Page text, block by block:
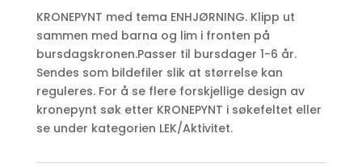
KRONEPYNT med tema ENHJØRNING. Klipp ut
sammen med barna og lim i fronten på
bursdagskronen.Passer til bursdager 1-6 år.
Sendes som bildefiler slik at størrelse kan
reguleres. For å se flere forskjellige design av
kronepynt søk etter KRONEPYNT i søkefeltet eller
se under kategorien LEK/Aktivitet.